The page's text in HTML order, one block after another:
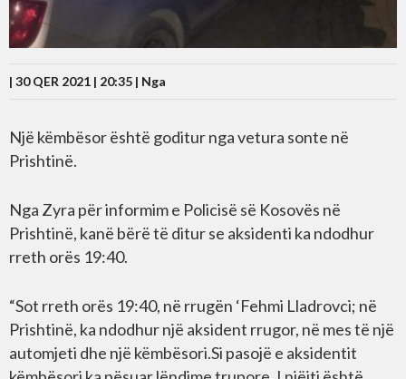
| 30 QER 2021 | 20:35 | Nga
Një këmbësor është goditur nga vetura sonte në
Prishtinë.
Nga Zyra për informim e Policisë së Kosovës në
Prishtinë, kanë bërë të ditur se aksidenti ka ndodhur
rreth orës 19:40.
“Sot rreth orës 19:40, në rrugën ‘Fehmi Lladrovci; në
Prishtinë, ka ndodhur një aksident rrugor, në mes të një
automjeti dhe një këmbësori.Si pasojë e aksidentit